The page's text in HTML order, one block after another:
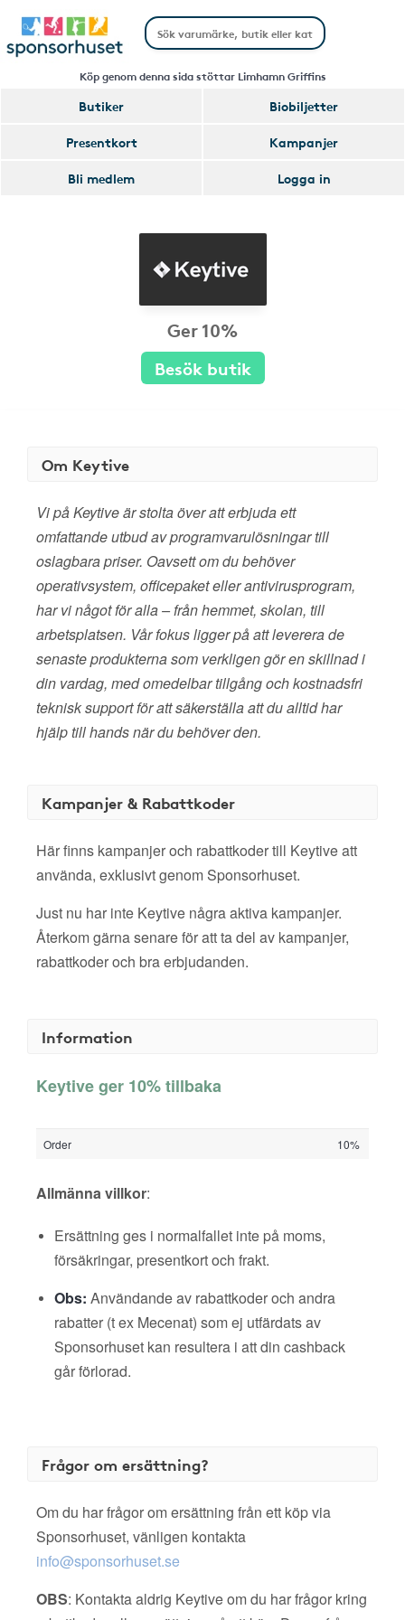
Köp genom denna sida stöttar Limhamn Griffins
Butiker
Biobiljetter
Presentkort
Kampanjer
Bli medlem
Logga in
Ger 10%
Besök butik
Om Keytive
Vi på Keytive är stolta över att erbjuda ett
omfattande utbud av programvarulösningar till
oslagbara priser. Oavsett om du behöver
operativsystem, officepaket eller antivirusprogram,
har vi något för alla – från hemmet, skolan, till
arbetsplatsen. Vår fokus ligger på att leverera de
senaste produkterna som verkligen gör en skillnad i
din vardag, med omedelbar tillgång och kostnadsfri
teknisk support för att säkerställa att du alltid har
hjälp till hands när du behöver den.
Kampanjer & Rabattkoder
Här finns kampanjer och rabattkoder till Keytive att
använda, exklusivt genom Sponsorhuset.
Just nu har inte Keytive några aktiva kampanjer.
Återkom gärna senare för att ta del av kampanjer,
rabattkoder och bra erbjudanden.
Information
Keytive ger 10% tillbaka
Order 10%
Allmänna villkor:
Ersättning ges i normalfallet inte på moms,
försäkringar, presentkort och frakt.
Obs: Användande av rabattkoder och andra
rabatter (t ex Mecenat) som ej utfärdats av
Sponsorhuset kan resultera i att din cashback
går förlorad.
Frågor om ersättning?
Om du har frågor om ersättning från ett köp via
Sponsorhuset, vänligen kontakta
info@sponsorhuset.se
OBS: Kontakta aldrig Keytive om du har frågor kring